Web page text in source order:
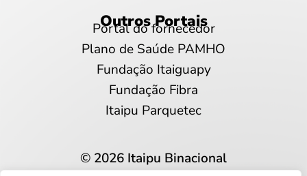
Outros Portais
Portal do fornecedor
Plano de Saúde PAMHO
Fundação Itaiguapy
Fundação Fibra
Itaipu Parquetec
© 2026 Itaipu Binacional